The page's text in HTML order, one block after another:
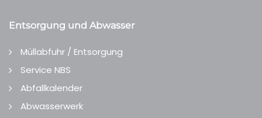
Entsorgung und Abwasser
Müllabfuhr / Entsorgung
Service NBS
Abfallkalender
Abwasserwerk